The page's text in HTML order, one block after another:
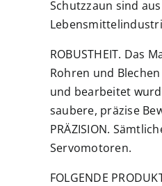
Schutzzaun sind
ROBUSTHEIT. Das
Rohren und
und bearbeitet
saubere, präzise
PRÄZISION.
Servomotoren.
FOLGENDE